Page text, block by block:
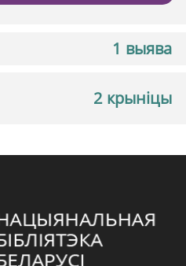
1 выява
2 крыніцы